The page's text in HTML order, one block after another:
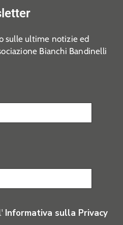
sulle ultime notizie ed
Bianchi Bandinelli
Informativa sulla Privacy